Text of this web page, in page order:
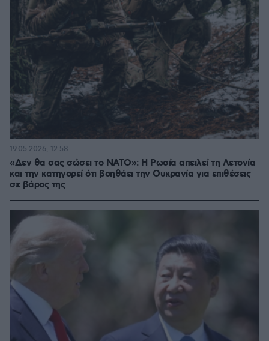
«Δεν θα σας σώσει το ΝΑΤΟ»: Η Ρωσία απειλεί τη Λετονία
και την κατηγορεί ότι βοηθάει την Ουκρανία για επιθέσεις
σε βάρος της
19.05.2026, 12:58